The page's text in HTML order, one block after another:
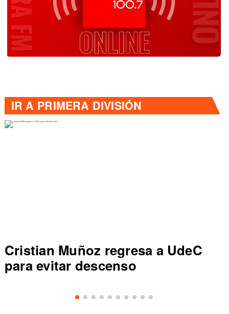
IR A PRIMERA DIVISIÓN
Muñoz regresa a UdeC
evitar descenso